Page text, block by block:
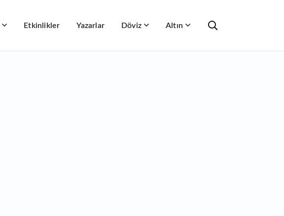
Etkinlikler Yazarlar Döviz Altın